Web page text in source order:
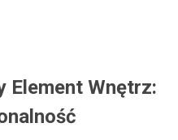
Element Wnętrz: